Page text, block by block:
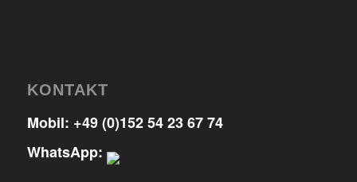
KONTAKT
Mobil: +49 (0)152 54 23 67 74
WhatsApp: